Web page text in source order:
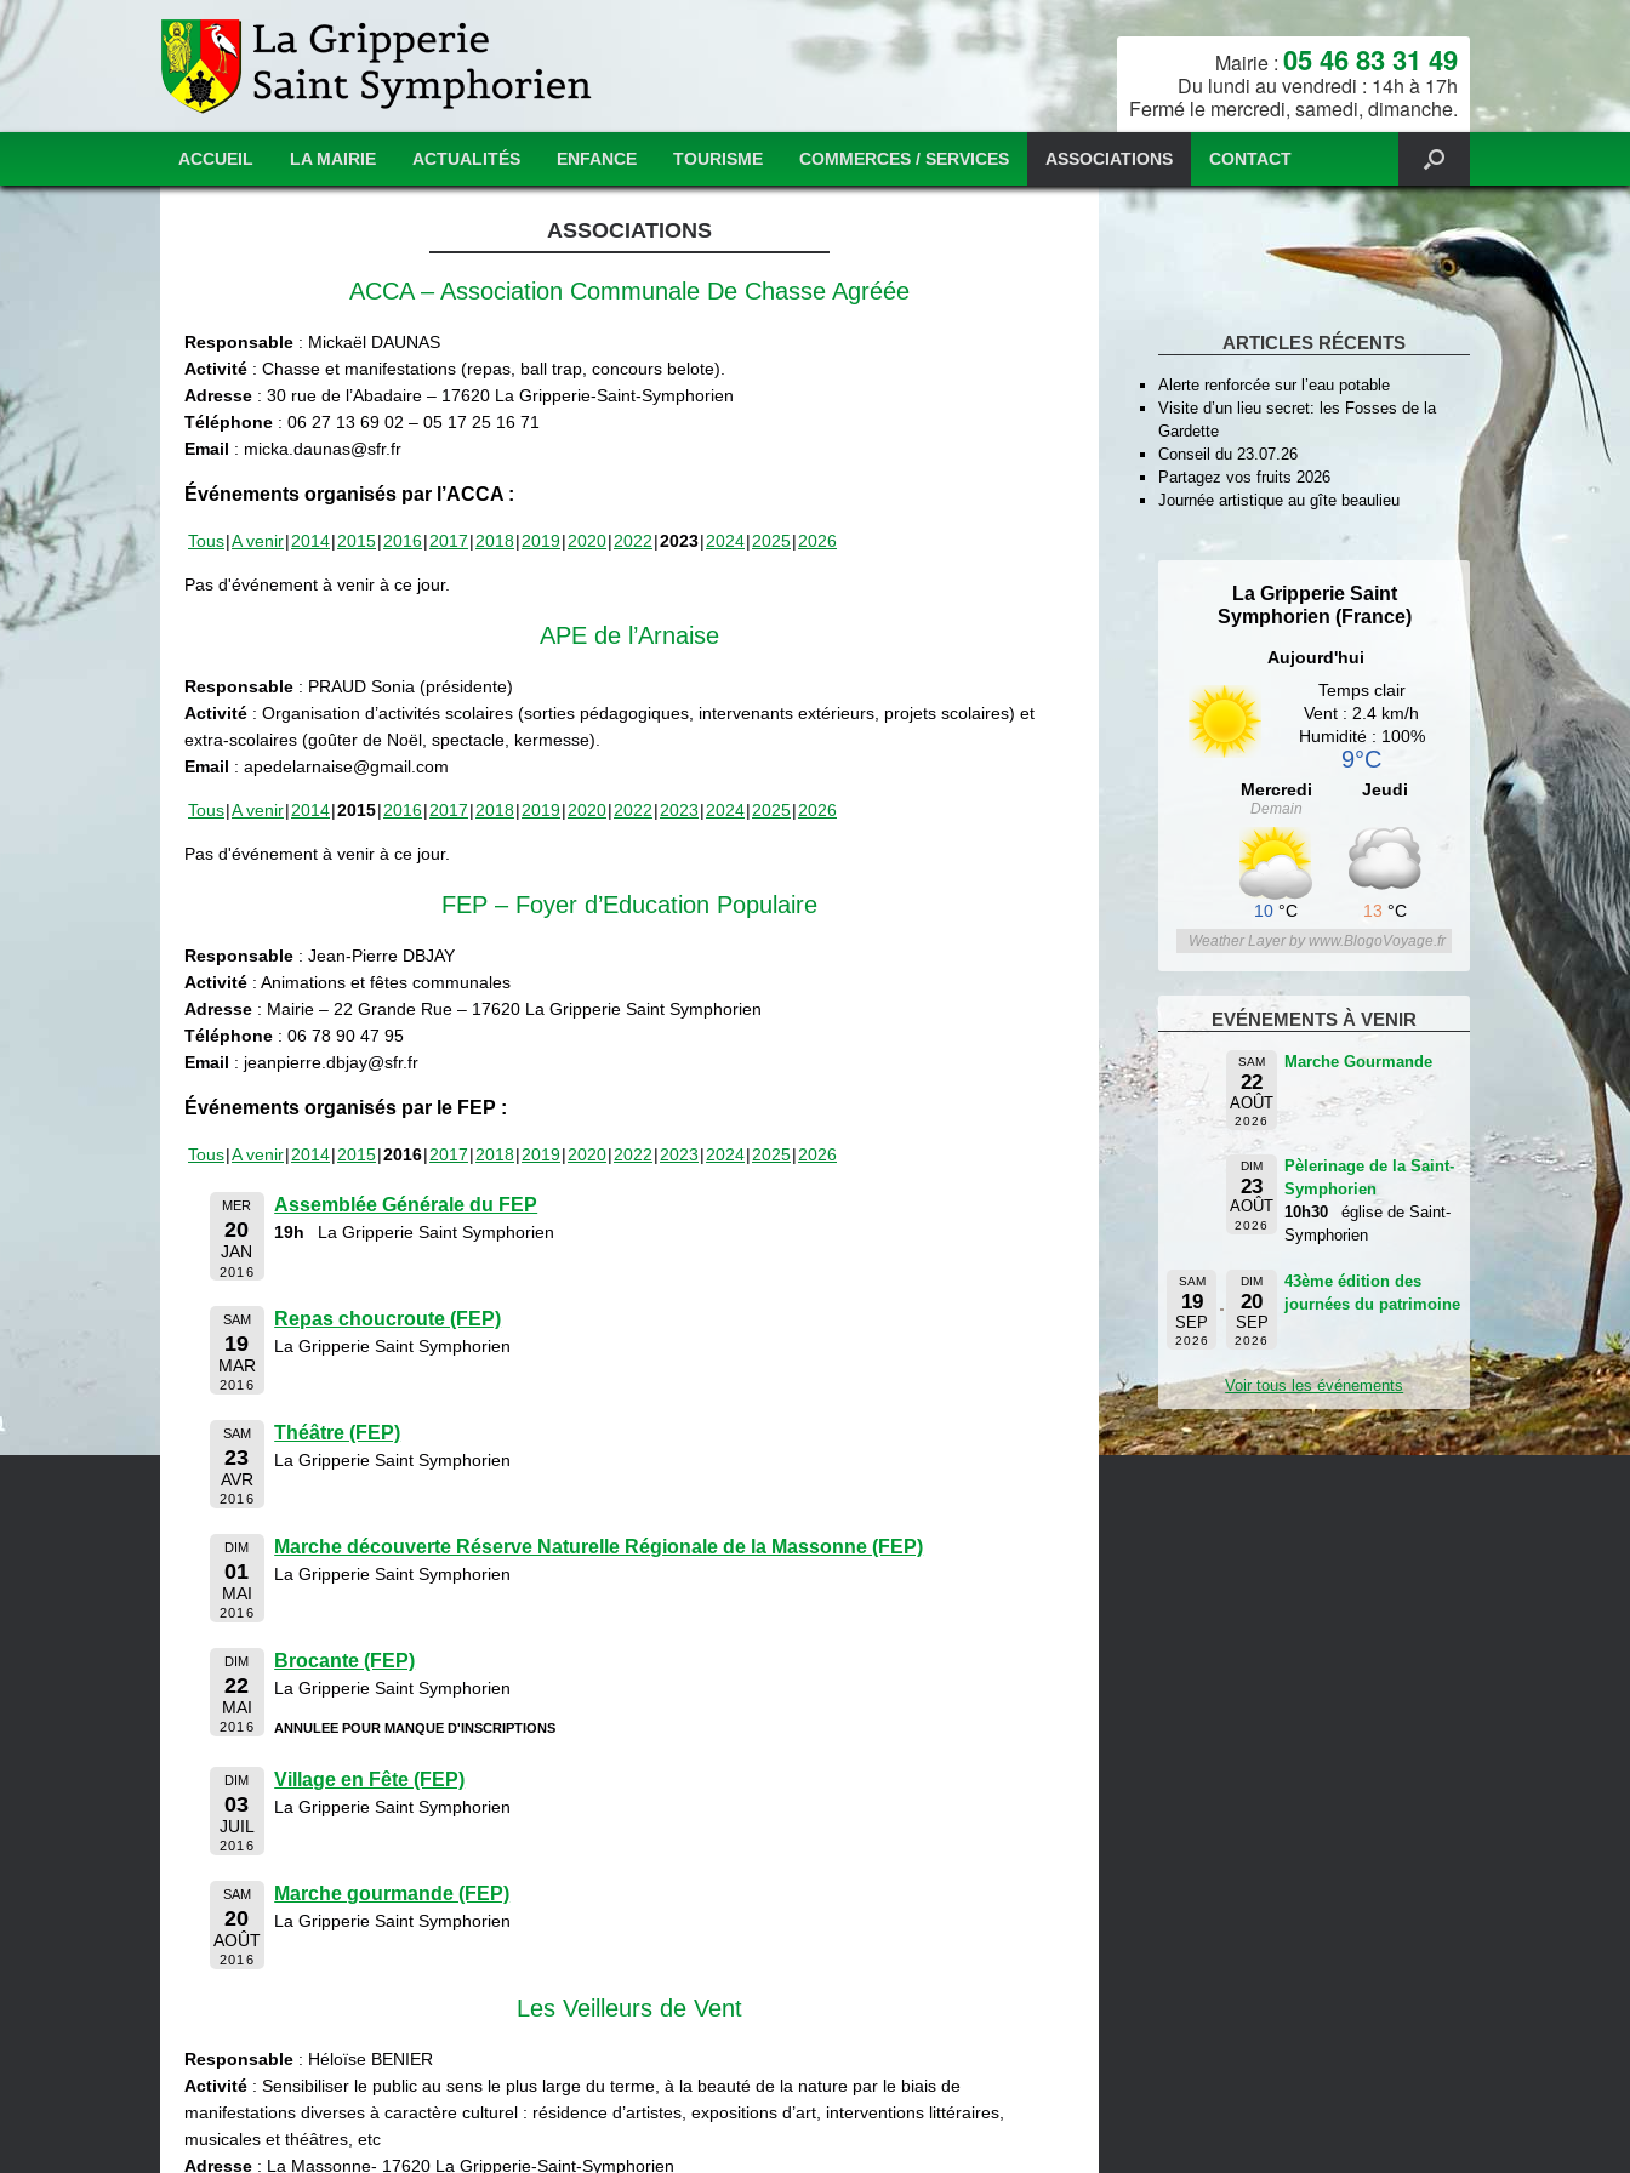
Mairie : 05 46 83 31 49
Du lundi au vendredi : 14h à 17h
Fermé le mercredi, samedi, dimanche.
ACCUEIL LA MAIRIE ACTUALITÉS ENFANCE TOURISME COMMERCES / SERVICES ASSOCIATIONS CONTACT
ASSOCIATIONS
ACCA – Association Communale De Chasse Agréée
Responsable : Mickaël DAUNAS
Activité : Chasse et manifestations (repas, ball trap, concours belote).
Adresse : 30 rue de l’Abadaire – 17620 La Gripperie-Saint-Symphorien
Téléphone : 06 27 13 69 02 – 05 17 25 16 71
Email : micka.daunas@sfr.fr
Événements organisés par l’ACCA :
Tous A venir 2014 2015 2016 2017 2018 2019 2020 2022 2023 2024 2025 2026
Pas d'événement à venir à ce jour.
APE de l’Arnaise
Responsable : PRAUD Sonia (présidente)
Activité : Organisation d’activités scolaires (sorties pédagogiques, intervenants extérieurs, projets scolaires) et
extra-scolaires (goûter de Noël, spectacle, kermesse).
Email : apedelarnaise@gmail.com
Tous A venir 2014 2015 2016 2017 2018 2019 2020 2022 2023 2024 2025 2026
Pas d'événement à venir à ce jour.
FEP – Foyer d’Education Populaire
Responsable : Jean-Pierre DBJAY
Activité : Animations et fêtes communales
Adresse : Mairie – 22 Grande Rue – 17620 La Gripperie Saint Symphorien
Téléphone : 06 78 90 47 95
Email : jeanpierre.dbjay@sfr.fr
Événements organisés par le FEP :
Tous A venir 2014 2015 2016 2017 2018 2019 2020 2022 2023 2024 2025 2026
MER
20
JAN
2016
Assemblée Générale du FEP
19h La Gripperie Saint Symphorien
SAM
19
MAR
2016
Repas choucroute (FEP)
La Gripperie Saint Symphorien
SAM
23
AVR
2016
Théâtre (FEP)
La Gripperie Saint Symphorien
DIM
01
MAI
2016
Marche découverte Réserve Naturelle Régionale de la Massonne (FEP)
La Gripperie Saint Symphorien
DIM
22
MAI
2016
Brocante (FEP)
La Gripperie Saint Symphorien
ANNULEE POUR MANQUE D'INSCRIPTIONS
DIM
03
JUIL
2016
Village en Fête (FEP)
La Gripperie Saint Symphorien
SAM
20
AOÛT
2016
Marche gourmande (FEP)
La Gripperie Saint Symphorien
Les Veilleurs de Vent
Responsable : Héloïse BENIER
Activité : Sensibiliser le public au sens le plus large du terme, à la beauté de la nature par le biais de
manifestations diverses à caractère culturel : résidence d’artistes, expositions d’art, interventions littéraires,
musicales et théâtres, etc
Adresse : La Massonne- 17620 La Gripperie-Saint-Symphorien
ARTICLES RÉCENTS
Alerte renforcée sur l’eau potable
Visite d’un lieu secret: les Fosses de la
Gardette
Conseil du 23.07.26
Partagez vos fruits 2026
Journée artistique au gîte beaulieu
La Gripperie Saint
Symphorien (France)
Aujourd'hui
Temps clair
Vent : 2.4 km/h
Humidité : 100%
9°C
Mercredi
Demain
10 °C
Jeudi
13 °C
Weather Layer by www.BlogoVoyage.fr
EVÉNEMENTS À VENIR
SAM
22
AOÛT
2026
Marche Gourmande
DIM
23
AOÛT
2026
Pèlerinage de la Saint-
Symphorien
10h30
église de Saint-
Symphorien
SAM
19
SEP
2026
DIM
20
SEP
2026
43ème édition des
journées du patrimoine
Voir tous les événements